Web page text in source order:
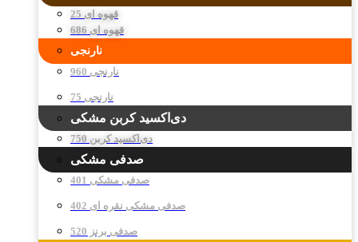
قهوه ای 25
قهوه ای 686
نارنجی
نارنجی 960
نارنجی 75
دی‌اکسید کربن مشکی
دی‌اکسید کربن 750
صدفی مشکی
صدفی مشکی 401
صدفی مشکی نقره ای 402
صدفی برنز 520